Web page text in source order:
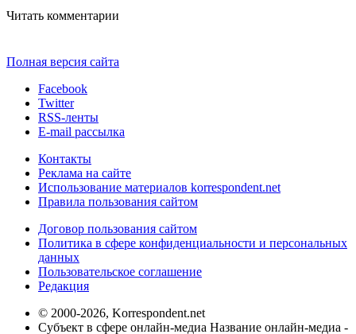
Читать комментарии
Полная версия сайта
Facebook
Twitter
RSS-ленты
E-mail рассылка
Контакты
Реклама на сайте
Использование материалов korrespondent.net
Правила пользования сайтом
Договор пользования сайтом
Политика в сфере конфиденциальности и персональных
данных
Пользовательское соглашение
Редакция
© 2000-2026, Korrespondent.net
Субъект в сфере онлайн-медиа Название онлайн-медиа -